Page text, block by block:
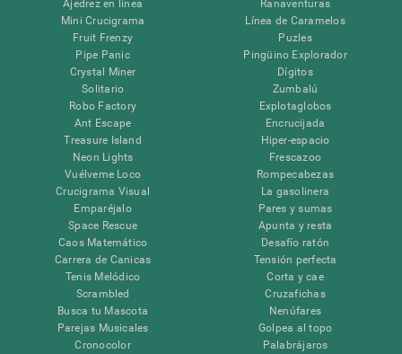
Ajedrez en línea
Mini Crucigrama
Fruit Frenzy
Pipe Panic
Crystal Miner
Solitario
Robo Factory
Ant Escape
Treasure Island
Neon Lights
Vuélveme Loco
Crucigrama Visual
Emparéjalo
Space Rescue
Caos Matemático
Carrera de Canicas
Tenis Melódico
Scrambled
Busca tu Mascota
Parejas Musicales
Cronocolor
Ranaventuras
Línea de Caramelos
Puzles
Pingüino Explorador
Dígitos
Zumbalú
Explotaglobos
Encrucijada
Hiper-espacio
Frescazoo
Rompecabezas
La gasolinera
Pares y sumas
Apunta y resta
Desafío ratón
Tensión perfecta
Corta y cae
Cruzafichas
Nenúfares
Golpea al topo
Palabrájaros